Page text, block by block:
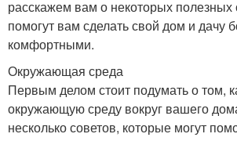
расскажем вам о некоторых полезных
помогут вам сделать свой дом и дачу
комфортными.
Окружающая среда
Первым делом стоит подумать о том,
окружающую среду вокруг вашего
несколько советов, которые могут